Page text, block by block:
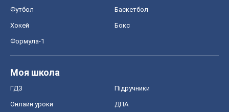
Футбол Баскетбол
Хокей Бокс
Формула-1
Моя школа
ГДЗ Підручники
Онлайн уроки ДПА